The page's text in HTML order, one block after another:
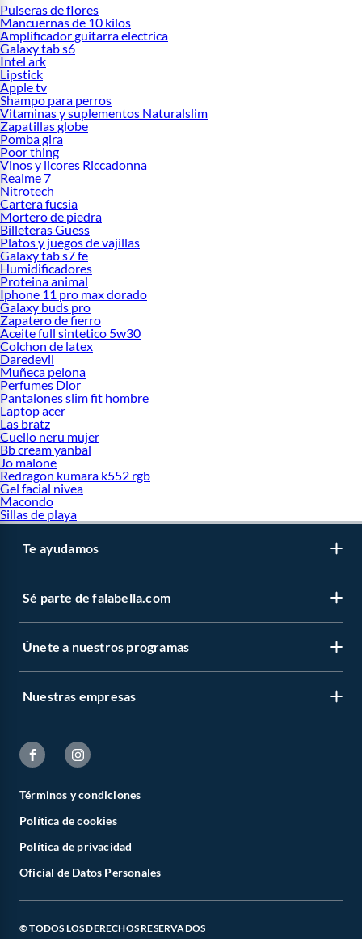
Pulseras de flores
Mancuernas de 10 kilos
Amplificador guitarra electrica
Galaxy tab s6
Intel ark
Lipstick
Apple tv
Shampo para perros
Vitaminas y suplementos Naturalslim
Zapatillas globe
Pomba gira
Poor thing
Vinos y licores Riccadonna
Realme 7
Nitrotech
Cartera fucsia
Mortero de piedra
Billeteras Guess
Platos y juegos de vajillas
Galaxy tab s7 fe
Humidificadores
Proteina animal
Iphone 11 pro max dorado
Galaxy buds pro
Zapatero de fierro
Aceite full sintetico 5w30
Colchon de latex
Daredevil
Muñeca pelona
Perfumes Dior
Pantalones slim fit hombre
Laptop acer
Las bratz
Cuello neru mujer
Bb cream yanbal
Jo malone
Redragon kumara k552 rgb
Gel facial nivea
Macondo
Sillas de playa
Te ayudamos
Sé parte de falabella.com
Únete a nuestros programas
Nuestras empresas
Términos y condiciones
Política de cookies
Política de privacidad
Oficial de Datos Personales
© TODOS LOS DERECHOS RESERVADOS